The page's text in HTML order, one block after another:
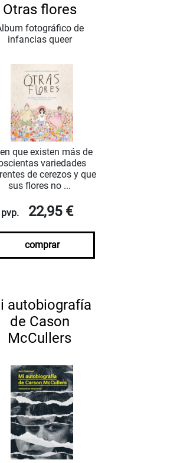
Otras flores
fotográfico de
infancias queer
que existen más de
variedades
de cerezos y que
sus flores no ...
pvp. 22,95 €
comprar
autobiografía
de Cason
McCullers